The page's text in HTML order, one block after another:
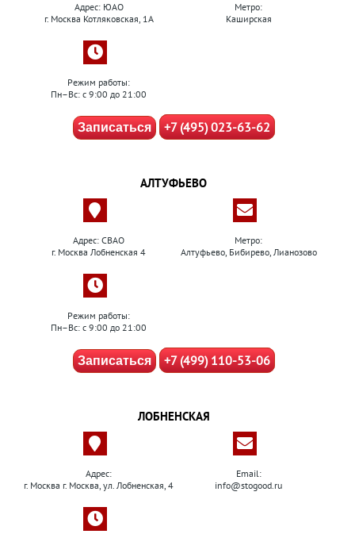
Адрес: ЮАО
г. Москва Котляковская, 1А
Метро:
Каширская
Режим работы:
Пн–Вс: с 9:00 до 21:00
Записаться +7 (495) 023-63-62
АЛТУФЬЕВО
Адрес: СВАО
г. Москва Лобненская 4
Метро:
Алтуфьево, Бибирево, Лианозово
Режим работы:
Пн–Вс: с 9:00 до 21:00
Записаться +7 (499) 110-53-06
ЛОБНЕНСКАЯ
Адрес:
г. Москва г. Москва, ул. Лобненская, 4
Email:
info@stogood.ru